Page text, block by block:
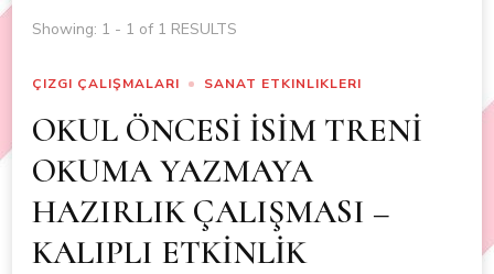
Showing: 1 - 1 of 1 RESULTS
ÇIZGI ÇALIŞMALARI SANAT ETKINLIKLERI
OKUL ÖNCESİ İSİM TRENİ
OKUMA YAZMAYA
HAZIRLIK ÇALIŞMASI –
KALIPLI ETKİNLİK